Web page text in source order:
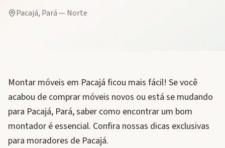
Pacajá, Pará— Norte
Montar móveis em Pacajá ficou mais fácil! Se você
acabou de comprar móveis novos ou está se mudando
para Pacajá, Pará, saber como encontrar um bom
montador é essencial. Confira nossas dicas exclusivas
para moradores de Pacajá.